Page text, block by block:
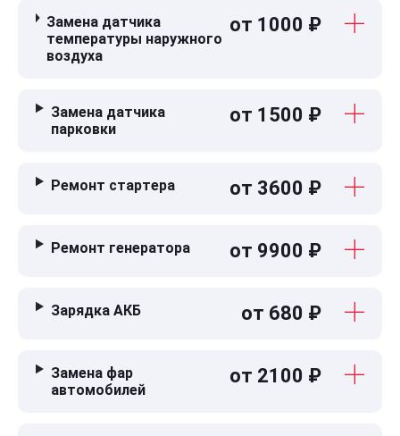
Замена датчика
температуры наружного
воздуха
от 1000 ₽
Замена датчика
парковки
от 1500 ₽
Ремонт стартера от 3600 ₽
Ремонт генератора от 9900 ₽
Зарядка АКБ от 680 ₽
Замена фар
автомобилей
от 2100 ₽